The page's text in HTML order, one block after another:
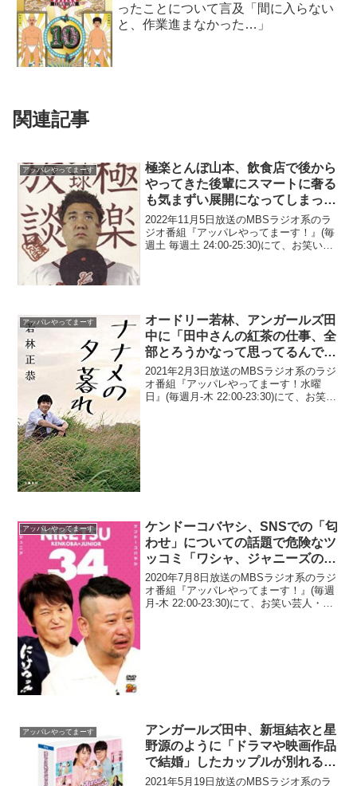
ったことについて言及「間に入らない
と、作業進まなかった…」
関連記事
アッパレやってまーす
極楽とんぼ山本、飲食店で後から
やってきた後輩にスマートに奢る
も気まずい展開になってしまった
と告白
2022年11月5日放送のMBSラジオ系のラ
ジオ番組『アッパレやってまーす！』(毎
週土 毎週土 24:00-25:30)にて、お笑いコ
アッパレやってまーす
オードリー若林、アンガールズ田
中に「田中さんの紅茶の仕事、全
部とろうかなって思ってるんです
よ」と宣戦布告
2021年2月3日放送のMBSラジオ系のラジ
オ番組『アッパレやってまーす！水曜
日』(毎週月-木 22:00-23:30)にて、お笑い
アッパレやってまーす
ケンドーコバヤシ、SNSでの「匂
わせ」についての話題で危険なツ
ッコミ「ワシャ、ジャニーズの彼
女か」
2020年7月8日放送のMBSラジオ系のラジ
オ番組『アッパレやってまーす！』(毎週
月-木 22:00-23:30)にて、お笑い芸人・ケ
アッパレやってまーす
アンガールズ田中、新垣結衣と星
野源のように「ドラマや映画作品
で結婚」したカップルが別れると
「作品を見る時に『うーん…』っ
2021年5月19日放送のMBSラジオ系のラ